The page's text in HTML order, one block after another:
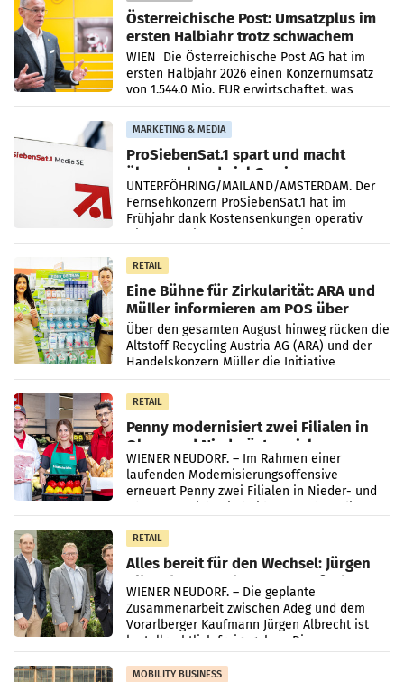
Österreichische Post: Umsatzplus im
ersten Halbjahr trotz schwachem
Briefgeschäft
WIEN Die Österreichische Post AG hat im
ersten Halbjahr 2026 einen Konzernumsatz
von 1.544,0 Mio. EUR erwirtschaftet, was
einem Plus von 3,8 Prozent gegenüber dem
Vergleichszeitraum
MARKETING & MEDIA
ProSiebenSat.1 spart und macht
überraschend viel Gewinn
UNTERFÖHRING/MAILAND/AMSTERDAM. Der
Fernsehkonzern ProSiebenSat.1 hat im
Frühjahr dank Kostensenkungen operativ
RETAIL
Eine Bühne für Zirkularität: ARA und
Müller informieren am POS über
Kreislauffähigkeit
Über den gesamten August hinweg rücken die
Altstoff Recycling Austria AG (ARA) und der
Handelskonzern Müller die Initiative
„Kreislauf-Helden“ in allen österreichischen
Müller-Filialen
RETAIL
Penny modernisiert zwei Filialen in
Ober- und Niederösterreich
WIENER NEUDORF. – Im Rahmen einer
laufenden Modernisierungsoffensive
erneuert Penny zwei Filialen in Nieder- und
RETAIL
Alles bereit für den Wechsel: Jürgen
Albrecht setzt ab 1.1.2027 auf Adeg
WIENER NEUDORF. – Die geplante
Zusammenarbeit zwischen Adeg und dem
Vorarlberger Kaufmann Jürgen Albrecht ist
kartellrechtlich freigegeben: Die
Bundeswettbewerbsbehörde und der
Bundeskartellanwalt
MOBILITY BUSINESS